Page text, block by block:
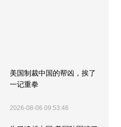
美国制裁中国的帮凶，挨了
一记重拳
2026-08-06 09:53:46